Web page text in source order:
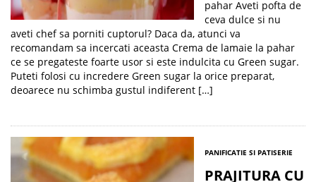
pahar Aveti pofta de
ceva dulce si nu
aveti chef sa porniti cuptorul? Daca da, atunci va
recomandam sa incercati aceasta Crema de lamaie la pahar
ce se pregateste foarte usor si este indulcita cu Green sugar.
Puteti folosi cu incredere Green sugar la orice preparat,
deoarece nu schimba gustul indiferent […]
PANIFICATIE SI PATISERIE
PRAJITURA CU